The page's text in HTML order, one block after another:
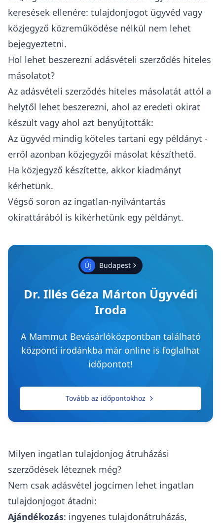
keresések ellenére: tulajdonjogot ügyvéd vagy
közjegyző közreműködése nélkül nem lehet
bejegyeztetni.
Hol lehet beszerezni adásvételi szerződés hiteles
másolatot?
Az adásvételi szerződés hiteles másolatát attól a
helytől lehet beszerezni, ahol az eredeti okirat
készült vagy ahol azt benyújtották:
Az ügyvéd mindig köteles tartani egy példányt -
erről azonban közjegyzői másolat készíthető.
Ha közjegyző készítette, akkor kiadmányt
kérhetünk.
Végső soron az ingatlan-nyilvántartás
okirattárából is kikérhetünk egy példányt.
Új Budapest
Dr. Illés Géza Márton Ügyvédi
Iroda
A Mammut Bevásárlóközpontban található
központi irodánkba már online is foglalhat
időpontot!
Tovább az időpontokhoz
Milyen ingatlan tulajdonjog átruházási
szerződések léteznek még?
Nem csak adásvétel jogcímen lehet ingatlan
tulajdonjogot átadni:
Ajándékozás: ingyenes tulajdonátruházás,